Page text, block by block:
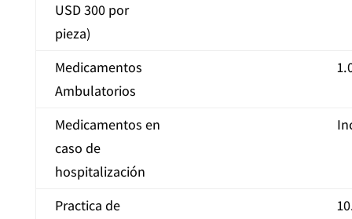
USD 300 por
pieza)
Medicamentos
Ambulatorios
Medicamentos en
caso de
hospitalización
Practica de